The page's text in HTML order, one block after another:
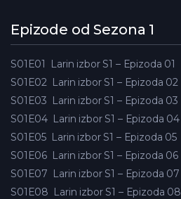
Epizode od Sezona 1
S01E01
Larin izbor S1 – Epizoda 01
S01E02 Larin izbor S1 – Epizoda 02
S01E03 Larin izbor S1 – Epizoda 03
S01E04 Larin izbor S1 – Epizoda 04
S01E05 Larin izbor S1 – Epizoda 05
S01E06 Larin izbor S1 – Epizoda 06
S01E07 Larin izbor S1 – Epizoda 07
S01E08 Larin izbor S1 – Epizoda 08